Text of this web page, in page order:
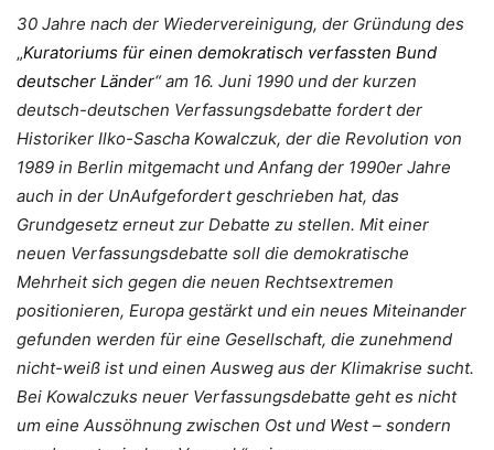
30 Jahre nach der Wiedervereinigung, der Gründung des
„Kuratoriums für einen demokratisch verfassten Bund
deutscher Länder“ am 16. Juni 1990 und der kurzen
deutsch-deutschen Verfassungsdebatte fordert der
Historiker Ilko-Sascha Kowalczuk, der die Revolution von
1989 in Berlin mitgemacht und Anfang der 1990er Jahre
auch in der UnAufgefordert geschrieben hat, das
Grundgesetz erneut zur Debatte zu stellen. Mit einer
neuen Verfassungsdebatte soll die demokratische
Mehrheit sich gegen die neuen Rechtsextremen
positionieren, Europa gestärkt und ein neues Miteinander
gefunden werden für eine Gesellschaft, die zunehmend
nicht-weiß ist und einen Ausweg aus der Klimakrise sucht.
Bei Kowalczuks neuer Verfassungsdebatte geht es nicht
um eine Aussöhnung zwischen Ost und West – sondern